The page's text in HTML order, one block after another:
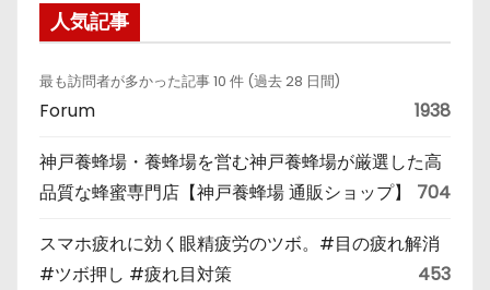
人気記事
最も訪問者が多かった記事 10 件 (過去 28 日間)
Forum 1938
神戸養蜂場・養蜂場を営む神戸養蜂場が厳選した高
品質な蜂蜜専門店【神戸養蜂場 通販ショップ】
704
スマホ疲れに効く眼精疲労のツボ。#目の疲れ解消
#ツボ押し #疲れ目対策
453